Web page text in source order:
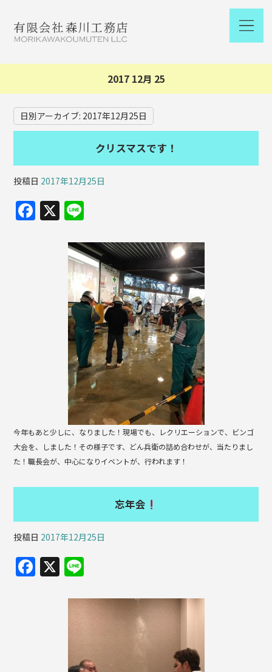
2017 12月 25
日別アーカイブ: 2017年12月25日
クリスマスです！
投稿日 2017年12月25日
F
a
X
e
今年もあと少しに、なりました！現場でも、レクリエーションで、ビンゴ
大会を、しました！その様子です、どん兵衛の詰め合わせが、当たりまし
た！職長会が、中心になりイベントが、行われます！
忘年会
投稿日 2017年12月25日
F
a
X
e